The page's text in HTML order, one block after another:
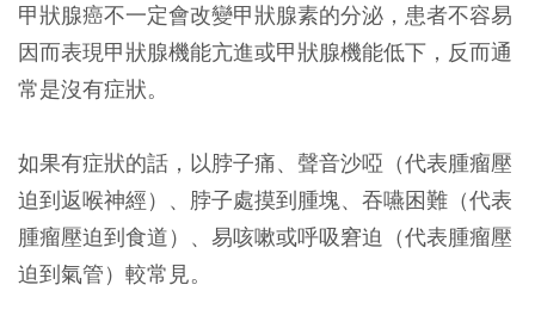
甲狀腺癌不一定會改變甲狀腺素的分泌，患者不容易
因而表現甲狀腺機能亢進或甲狀腺機能低下，反而通
常是沒有症狀。
如果有症狀的話，以脖子痛、聲音沙啞（代表腫瘤壓
迫到返喉神經）、脖子處摸到腫塊、吞嚥困難（代表
腫瘤壓迫到食道）、易咳嗽或呼吸窘迫（代表腫瘤壓
迫到氣管）較常見。